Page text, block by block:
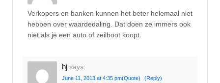
Verkopers en banken kunnen het beter helemaal niet
hebben over waardedaling. Dat doen ze immers ook
niet als je een auto of zeilboot koopt.
hj says:
June 11, 2013 at 4:35 pm(Quote) (Reply)